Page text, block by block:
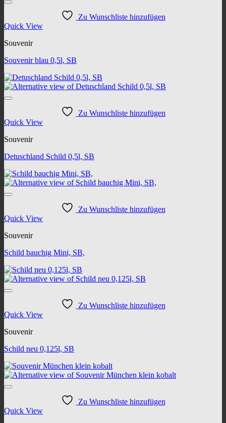
Zu Wunschliste hinzufügen
Quick View
Souvenir
Souvenir blau 0,5l, SB
Zu Wunschliste hinzufügen
Quick View
Souvenir
Detuschland Schild 0,5l, SB
Zu Wunschliste hinzufügen
Quick View
Souvenir
Schild bauchig Mini, SB,
Zu Wunschliste hinzufügen
Quick View
Souvenir
Schild neu 0,125l, SB
Zu Wunschliste hinzufügen
Quick View